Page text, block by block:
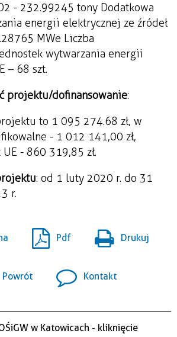
- 232.99245 tony Dodatkowa
energii elektrycznej ze źródeł
MWe Liczba
wytwarzania energii
– 68 szt.
projektu/dofinansowanie:
to 1 095 274.68 zł, w
- 1 012 141,00 zł,
- 860 319,85 zł.
: od 1 luty 2020 r. do 31
r.
Pdf Drukuj
Powrót Kontakt